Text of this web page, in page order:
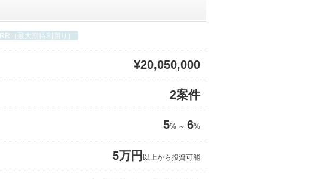
IRR（最大期待利回り）
¥20,050,000
2案件
5% ～ 6%
5万円 以上から投資可能